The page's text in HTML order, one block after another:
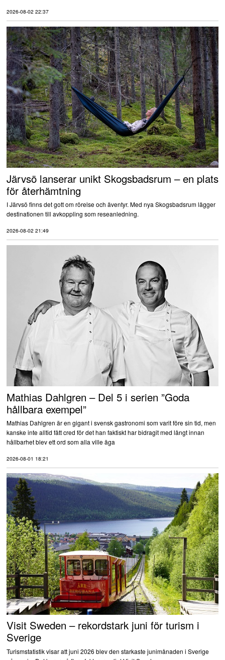
2026-08-02 22:37
Järvsö lanserar unikt Skogsbadsrum – en plats
för återhämtning
I Järvsö finns det gott om rörelse och äventyr. Med nya Skogsbadsrum lägger
destinationen till avkoppling som reseanledning.
2026-08-02 21:49
Mathias Dahlgren – Del 5 i serien ”Goda
hållbara exempel”
Mathias Dahlgren är en gigant i svensk gastronomi som varit före sin tid, men
kanske inte alltid fått cred för det han faktiskt har bidragit med långt innan
hållbarhet blev ett ord som alla ville äga
2026-08-01 18:21
Visit Sweden – rekordstark juni för turism i
Sverige
Turismstatistik visar att juni 2026 blev den starkaste junimånaden i Sverige